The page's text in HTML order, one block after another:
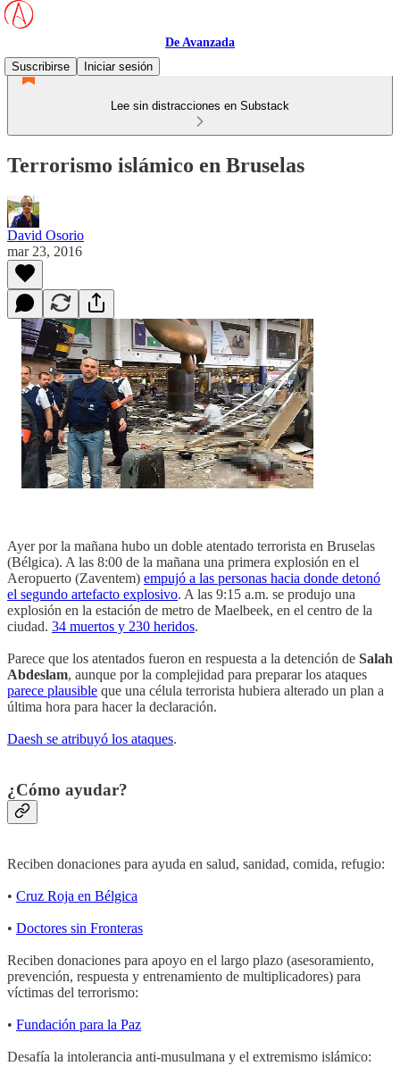
De Avanzada
Suscribirse
Iniciar sesión
Lee sin distracciones en Substack
Terrorismo islámico en Bruselas
David Osorio
mar 23, 2016
Ayer por la mañana hubo un doble atentado terrorista en Bruselas
(Bélgica). A las 8:00 de la mañana una primera explosión en el
Aeropuerto (Zaventem) empujó a las personas hacia donde detonó
el segundo artefacto explosivo. A las 9:15 a.m. se produjo una
explosión en la estación de metro de Maelbeek, en el centro de la
ciudad. 34 muertos y 230 heridos.
Parece que los atentados fueron en respuesta a la detención de Salah
Abdeslam, aunque por la complejidad para preparar los ataques
parece plausible que una célula terrorista hubiera alterado un plan a
última hora para hacer la declaración.
Daesh se atribuyó los ataques.
¿Cómo ayudar?
Reciben donaciones para ayuda en salud, sanidad, comida, refugio:
• Cruz Roja en Bélgica
• Doctores sin Fronteras
Reciben donaciones para apoyo en el largo plazo (asesoramiento,
prevención, respuesta y entrenamiento de multiplicadores) para
víctimas del terrorismo:
• Fundación para la Paz
Desafía la intolerancia anti-musulmana y el extremismo islámico: